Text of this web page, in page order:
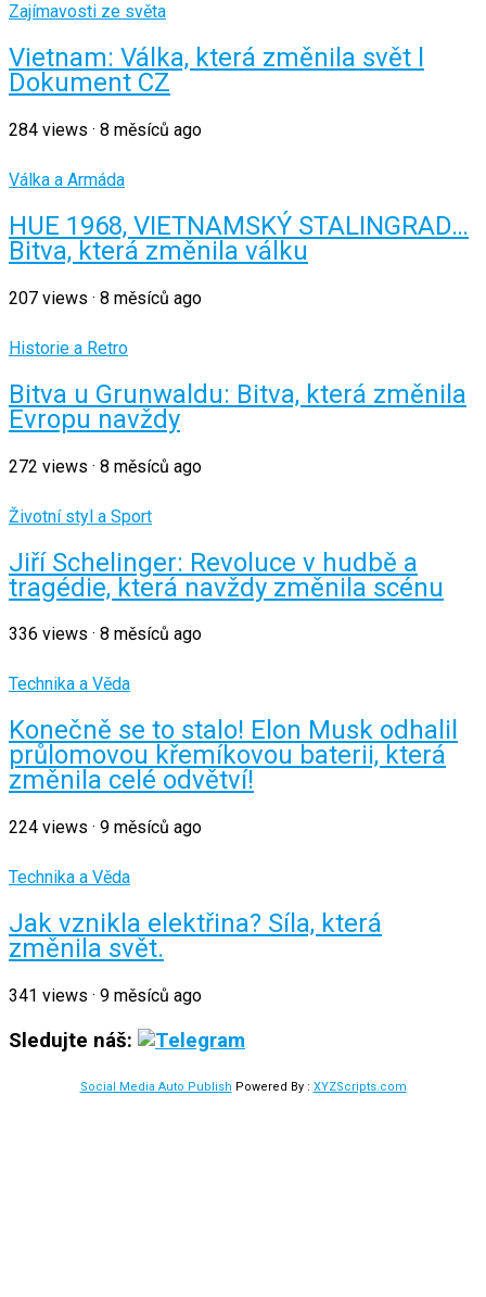
Zajímavosti ze světa
Vietnam: Válka, která změnila svět l
Dokument CZ
284 views · 8 měsíců ago
Válka a Armáda
HUE 1968, VIETNAMSKÝ STALINGRAD…
Bitva, která změnila válku
207 views · 8 měsíců ago
Historie a Retro
Bitva u Grunwaldu: Bitva, která změnila
Evropu navždy
272 views · 8 měsíců ago
Životní styl a Sport
Jiří Schelinger: Revoluce v hudbě a
tragédie, která navždy změnila scénu
336 views · 8 měsíců ago
Technika a Věda
Konečně se to stalo! Elon Musk odhalil
průlomovou křemíkovou baterii, která
změnila celé odvětví!
224 views · 9 měsíců ago
Technika a Věda
Jak vznikla elektřina? Síla, která
změnila svět.
341 views · 9 měsíců ago
Sledujte náš:
Social Media Auto Publish Powered By : XYZScripts.com